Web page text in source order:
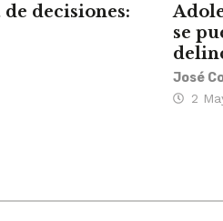
decisiones:
se
José
2